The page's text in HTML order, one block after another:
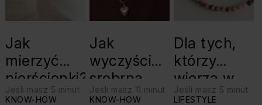
Jak
mierzyć
pierścionki?
Jeśli masz 5 minut
KNOW-HOW
Jak
wyczyścić
srebrną
biżuterię?
Jeśli masz 11 minut
KNOW-HOW
Dla tych,
którzy
wierzą w
swoje siły:
Jeśli masz 5 minut
LIFESTYLE